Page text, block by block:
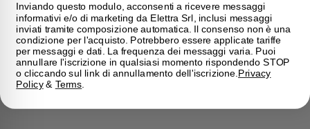
Inviando questo modulo, acconsenti a ricevere messaggi
informativi e/o di marketing da Elettra Srl, inclusi messaggi
inviati tramite composizione automatica. Il consenso non è una
condizione per l'acquisto. Potrebbero essere applicate tariffe
per messaggi e dati. La frequenza dei messaggi varia. Puoi
annullare l'iscrizione in qualsiasi momento rispondendo STOP
o cliccando sul link di annullamento dell'iscrizione. Privacy
Policy& Terms